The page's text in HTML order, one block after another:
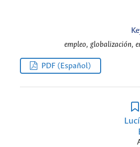
empleo, globalización,
PDF (Español)